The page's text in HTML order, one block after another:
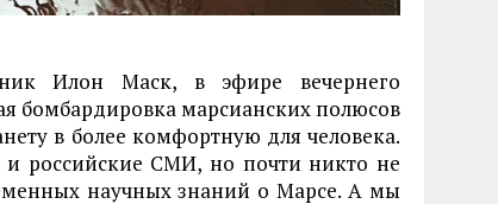
Илон Маск, в эфире вечернего
бомбардировка марсианских полюсов
в более комфортную для человека.
российские СМИ, но почти никто не
научных знаний о Марсе. А мы